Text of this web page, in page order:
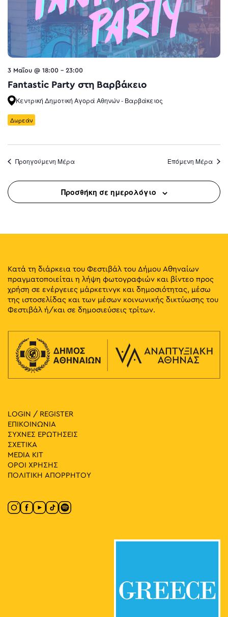
3 Μαΐου @ 18:00 - 23:00
Fantastic Party στη Βαρβάκειο
Κεντρική Δημοτική Αγορά Αθηνών - Βαρβάκειος
Δωρεάν
Προηγούμενη Μέρα Επόμενη Μέρα
Προσθήκη σε ημερολόγιο
Κατά τη διάρκεια του Φεστιβάλ του Δήμου Αθηναίων
πραγματοποιείται η λήψη φωτογραφιών και βίντεο προς
χρήση σε ενέργειες μάρκετινγκ και δημοσιότητας, μέσω
της ιστοσελίδας και των μέσων κοινωνικής δικτύωσης του
Φεστιβάλ ή/και σε δημοσιεύσεις τρίτων.
LOGIN / REGISTER
ΕΠΙΚΟΙΝΩΝΙΑ
ΣΥΧΝΕΣ ΕΡΩΤΗΣΕΙΣ
ΣΧΕΤΙΚΑ
MEDIA ΚIT
ΟΡΟΙ ΧΡΗΣΗΣ
ΠΟΛΙΤΙΚΗ ΑΠΟΡΡΗΤΟΥ